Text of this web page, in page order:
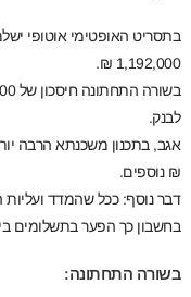
1,192,000 ₪.
לבנק.
₪ נוספים.
דבר נוסף: ככל שהמדד ועליות
בחשבון כך הפער בתשלומים
בשורה התחתונה: